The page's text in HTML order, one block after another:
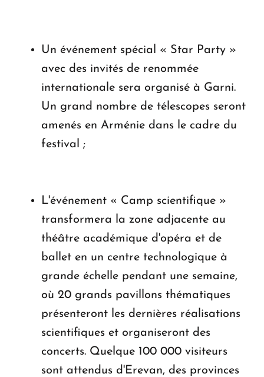
Un événement spécial « Star Party »
avec des invités de renommée
internationale sera organisé à Garni.
Un grand nombre de télescopes seront
amenés en Arménie dans le cadre du
festival ;
L'événement « Camp scientifique »
transformera la zone adjacente au
théâtre académique d'opéra et de
ballet en un centre technologique à
grande échelle pendant une semaine,
où 20 grands pavillons thématiques
présenteront les dernières réalisations
scientifiques et organiseront des
concerts. Quelque 100 000 visiteurs
sont attendus d'Erevan, des provinces